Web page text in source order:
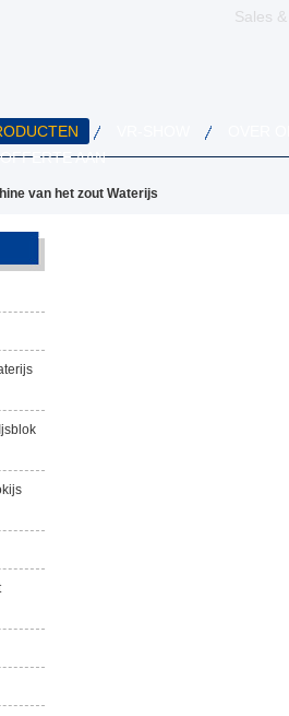
Sales
AAN
van het zout Waterijs